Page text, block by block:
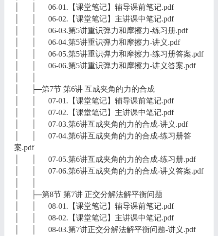
│ │ 06-01.【课堂笔记】辅导课前笔记.pdf
│ │ 06-02.【课堂笔记】主讲课中笔记.pdf
│ │ 06-03.第5讲重识弹力和摩擦力-练习册.pdf
│ │ 06-04.第5讲重识弹力和摩擦力-讲义.pdf
│ │ 06-05.第5讲重识弹力和摩擦力-练习册答案.pdf
│ │ 06-06.第5讲重识弹力和摩擦力-讲义答案.pdf
│ ├─第7节 第6讲 互成夹角的力的合成
│ │ 07-01.【课堂笔记】辅导课前笔记.pdf
│ │ 07-02.【课堂笔记】主讲课中笔记.pdf
│ │ 07-03.第6讲互成夹角的力的合成-讲义.pdf
│ │ 07-04.第6讲互成夹角的力的合成-练习册答
案.pdf
│ │ 07-05.第6讲互成夹角的力的合成-练习册.pdf
│ │ 07-06.第6讲互成夹角的力的合成-讲义答案.pdf
│ ├─第8节 第7讲 正交分解法解平衡问题
│ │ 08-01.【课堂笔记】辅导课前笔记.pdf
│ │ 08-02.【课堂笔记】主讲课中笔记.pdf
│ │ 08-03.第7讲正交分解法解平衡问题-讲义.pdf